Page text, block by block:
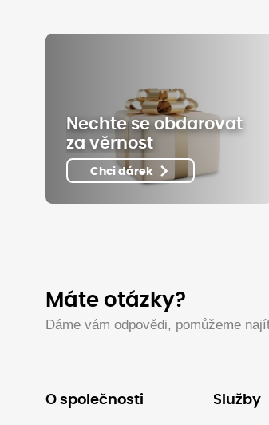
Nechte se obdarovat
za věrnost
Chci dárek
Máte otázky?
Dáme vám odpovědi, pomůžeme
O společnosti Služby